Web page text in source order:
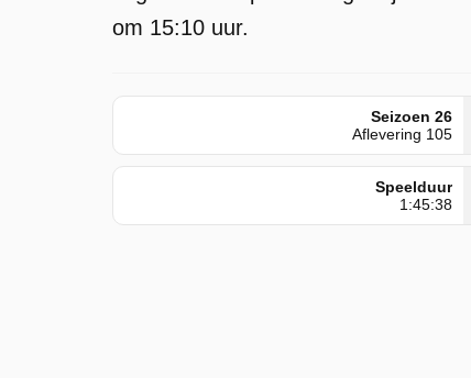
om 15:10 uur.
Seizoen 26
Aflevering 105
Speelduur
1:45:38